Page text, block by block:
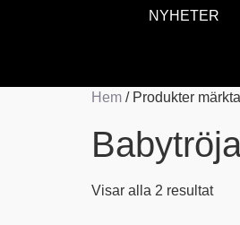
NYHETER
Hem / Produkter
Visar alla 2 resultat